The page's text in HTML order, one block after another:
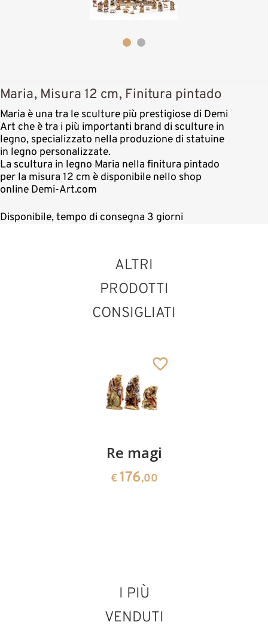
Maria, Misura 12 cm, Finitura pintado
Maria è una tra le sculture più prestigiose di Demi
Art che è tra i più importanti brand di sculture in
legno, specializzato nella produzione di statuine
in legno personalizzate.
La scultura in legno Maria nella finitura pintado
per la misura 12 cm è disponibile nello shop
online Demi-Art.com
Disponibile, tempo di consegna 3 giorni
ALTRI
PRODOTTI
CONSIGLIATI
Re magi
€ 176,00
I PIÙ
VENDUTI